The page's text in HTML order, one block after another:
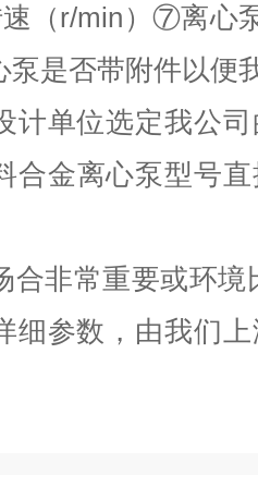
（r/min）⑦离心
泵是否带附件以便
计单位选定我公
合金离心泵型号
合非常重要或环
细参数，由我们